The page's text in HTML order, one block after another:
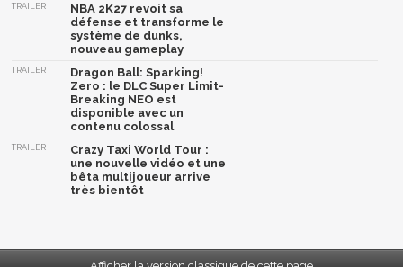
TRAILER
NBA 2K27 revoit sa
défense et transforme le
système de dunks,
nouveau gameplay
TRAILER
Dragon Ball: Sparking!
Zero : le DLC Super Limit-
Breaking NEO est
disponible avec un
contenu colossal
TRAILER
Crazy Taxi World Tour :
une nouvelle vidéo et une
bêta multijoueur arrive
très bientôt